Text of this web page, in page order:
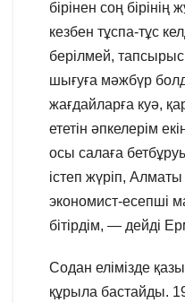
бірінен соң
кезбен тұспа-тұс
берілмей,
шығуға мәжбүр
жағдайларға куә,
ететін әпкелерім
осы салаға
істеп жүріп,
экономист-есепші
бітірдім, — дейді
Содан елімізде
құрыла бастайды.